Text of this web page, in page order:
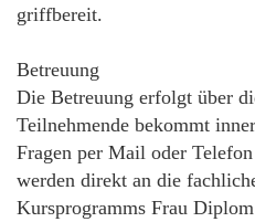
griffbereit.
Betreuung
Die Betreuung erfolgt über
Teilnehmende bekommt
Fragen per Mail oder
werden direkt an die
Kursprogramms Frau